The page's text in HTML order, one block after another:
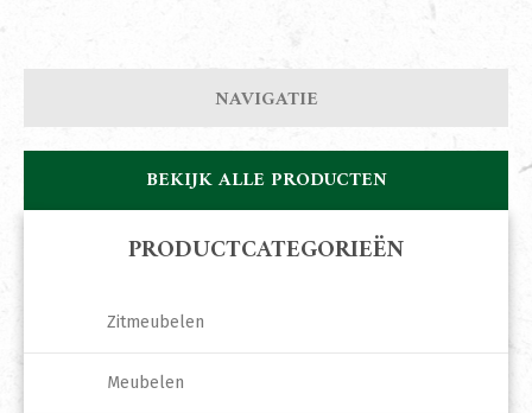
NAVIGATIE
BEKIJK ALLE PRODUCTEN
PRODUCTCATEGORIEËN
Zitmeubelen
Meubelen